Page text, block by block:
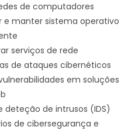
de computadores
e manter sistema operativo
serviços de rede
de ataques cibernéticos
em soluções
deteção de intrusos (IDS)
de cibersegurança e